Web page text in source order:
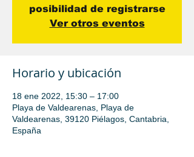
posibilidad de registrarse
Ver otros eventos
Horario y ubicación
18 ene 2022, 15:30 – 17:00
Playa de Valdearenas, Playa de
Valdearenas, 39120 Piélagos, Cantabria,
España